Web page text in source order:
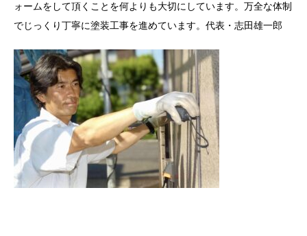
ォームをして頂くことを何よりも大切にしています。万全な体制
でじっくり丁寧に塗装工事を進めています。代表・志田雄一郎